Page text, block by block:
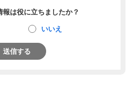
報は役に立ちましたか？
いいえ
送信する